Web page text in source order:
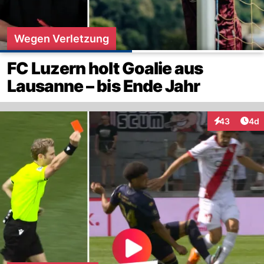
Wegen Verletzung
FC Luzern holt Goalie aus
Lausanne – bis Ende Jahr
43
Interaktionen
4d